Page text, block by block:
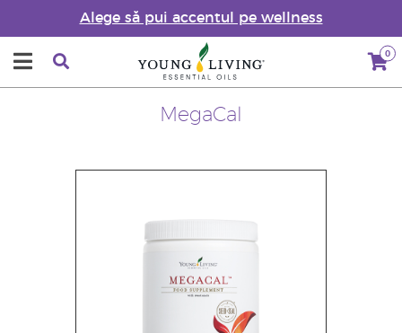
Alege să pui accentul pe wellness
0
MegaCal